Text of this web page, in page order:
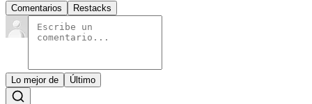
Comentarios Restacks
Lo mejor de Último